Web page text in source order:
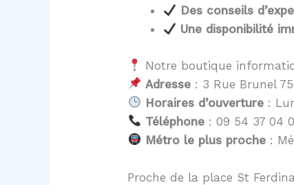
Des conseils
Une disponibilité
Notre boutique
Adresse: 3 Rue Brunel
Horaires d’ouverture:
Téléphone: 09 54 37 04
Métro le plus proche:
Proche de la place St